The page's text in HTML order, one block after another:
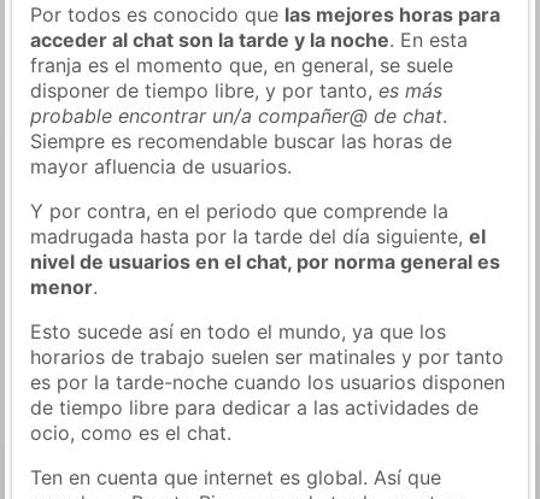
Por todos es conocido que las mejores horas para
acceder al chat son la tarde y la noche. En esta
franja es el momento que, en general, se suele
disponer de tiempo libre, y por tanto,es más
probable encontrar un/a compañer@ de chat.
Siempre es recomendable buscar las horas de
mayor afluencia de usuarios.
Y por contra, en el periodo que comprende la
madrugada hasta por la tarde del día siguiente,el
nivel de usuarios en el chat, por norma general es
menor.
Esto sucede así en todo el mundo, ya que los
horarios de trabajo suelen ser matinales y por tanto
es por la tarde-noche cuando los usuarios disponen
de tiempo libre para dedicar a las actividades de
ocio, como es el chat.
Ten en cuenta que internet es global. Así que